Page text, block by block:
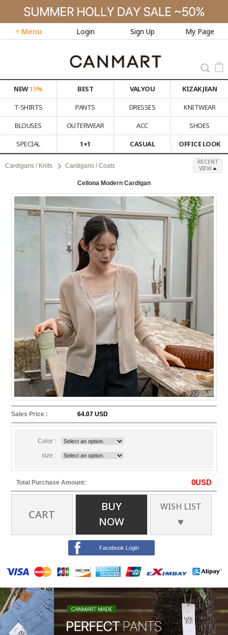
≡ Menu Login Sign Up My Page
NEW15% BEST VALYOU
KIZAK JEAN
T-SHIRTS
PANTS DRESSES
KNITWEAR
BLOUSES
OUTERWEAR ACC
SHOES
SPECIAL
1+1 CASUAL OFFICE LOOK
Cardigans / Knits Cardigans / Coats
RECENT
VIEW
Cellona Modern Cardigan
Sales Price : 64.07 USD
Color :
size :
Total Purchase Amount: 0USD
CART
BUY
NOW
WISH LIST
♥
Facebook Login